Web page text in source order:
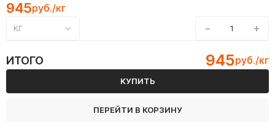
945руб./кг
КГ − +
ИТОГО 945руб./кг
КУПИТЬ
ПЕРЕЙТИ В КОРЗИНУ